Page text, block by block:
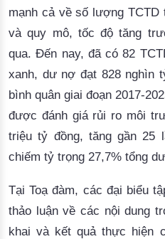
mạnh cả về số lượng TCTD
và quy mô, tốc độ tăng
qua. Đến nay, đã có 82
xanh, dư nợ đạt 828 nghìn
bình quân giai đoạn 2017-
được đánh giá rủi ro môi
triệu tỷ đồng, tăng gần 25
chiếm tỷ trọng 27,7% tổng
Tại Toạ đàm, các đại biểu
thảo luận về các nội dung
khai và kết quả thực hiện